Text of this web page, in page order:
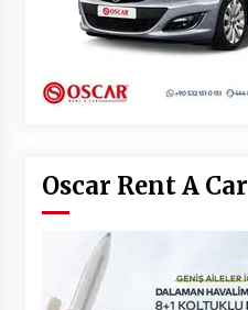
Oscar Rent A Car